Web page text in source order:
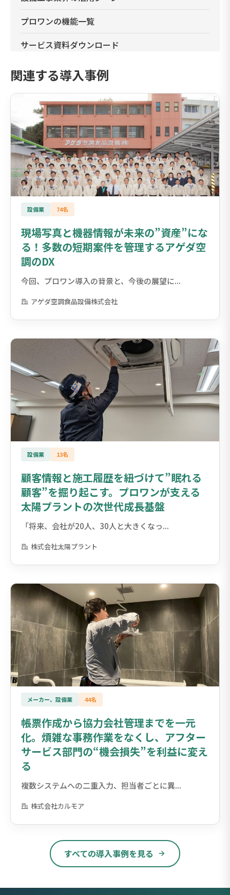
プロワンの機能一覧
サービス資料ダウンロード
関連する導入事例
設備業 74名
現場写真と機器情報が未来の”資産”にな
る！多数の短期案件を管理するアゲダ空
調のDX
今回、プロワン導入の背景と、今後の展望に...
アゲダ空調食品設備株式会社
設備業 13名
顧客情報と施工履歴を紐づけて”眠れる
顧客”を掘り起こす。プロワンが支える
太陽プラントの次世代成長基盤
「将来、会社が20人、30人と大きくなっ...
株式会社太陽プラント
メーカー、設備業 44名
帳票作成から協力会社管理までを一元
化。煩雑な事務作業をなくし、アフター
サービス部門の“機会損失”を利益に変え
る
複数システムへの二重入力、担当者ごとに異...
株式会社カルモア
すべての導入事例を見る